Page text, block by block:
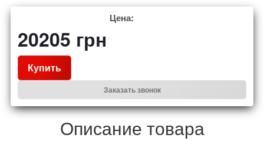
Цена:
20205 грн
Купить
Заказать звонок
Описание товара